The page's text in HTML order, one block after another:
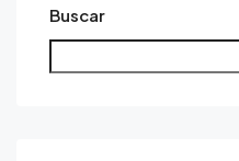
Buscar